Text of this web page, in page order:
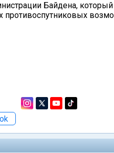
Байдена,
противоспутниковых